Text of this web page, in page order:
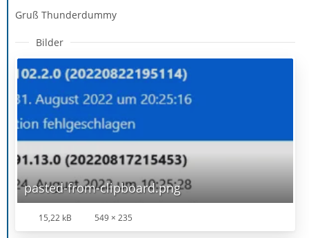
Gruß Thunderdummy
Bilder
pasted-from-clipboard.png
15,22 kB 549 × 235